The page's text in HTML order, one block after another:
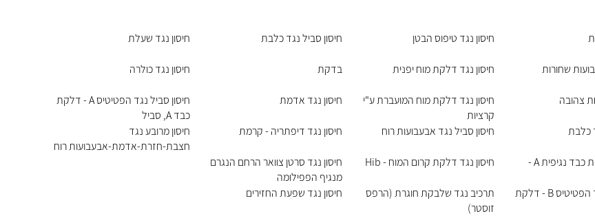
שחורות
צהובה
כלבת
חיסון נגד דלקת כבד נגיפית A -
חיסון סביל נגד הפטיטיס B - דלקת
חיסון נגד טיפוס הבטן
חיסון נגד דלקת מוח יפנית
חיסון נגד דלקת מוח המועברת ע"י
קרציות
חיסון סביל נגד אבעבועות רוח
חיסון נגד דלקת קרום המוח - Hib
תרכיב נגד שלבקת חוגרת (הרפס
זוסטר)
חיסון סביל נגד כלבת
בדקת
חיסון נגד אדמת
חיסון נגד דיפתריה - קרמת
חיסון נגד סרטן צוואר הרחם הנגרם
מנגיף הפפילומה
חיסון נגד שפעת החזירים
חיסון נגד שעלת
חיסון נגד כולרה
חיסון סביל נגד הפטיטיס A - דלקת
כבד A, סביל
חיסון מרובע נגד
חצבת-חזרת-אדמת-אבעבועות רוח